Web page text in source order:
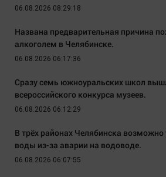
06.08.2026 08:29:18
Названа предварительная причина
алкоголем в Челябинске.
06.08.2026 06:17:36
Сразу семь южноуральских школ
всероссийского конкурса музеев.
06.08.2026 06:12:29
В трёх районах Челябинска возможно
воды из-за аварии на водоводе.
06.08.2026 06:07:55